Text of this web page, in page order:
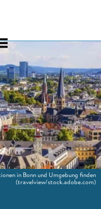
in Bonn und Umgebung finden
(travelview/stock.adobe.com)